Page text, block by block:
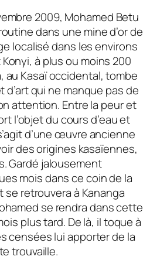
2009, Mohamed Betu
dans une mine d’or de
localisé dans les environs
à plus ou moins 200
au Kasaï occidental, tombe
d’art qui ne manque pas de
attention. Entre la peur et
l’objet du cours d’eau et
d’une œuvre ancienne
des origines kasaïennes,
Gardé jalousement
mois dans ce coin de la
se retrouvera à Kananga
se rendra dans cette
plus tard. De là, il toque à
censées lui apporter de la
trouvaille.